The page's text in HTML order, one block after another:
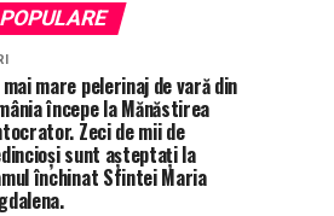
POPULARE
mai mare pelerinaj de vară din
începe la Mănăstirea
Zeci de mii de
sunt așteptați la
închinat Sfintei Maria